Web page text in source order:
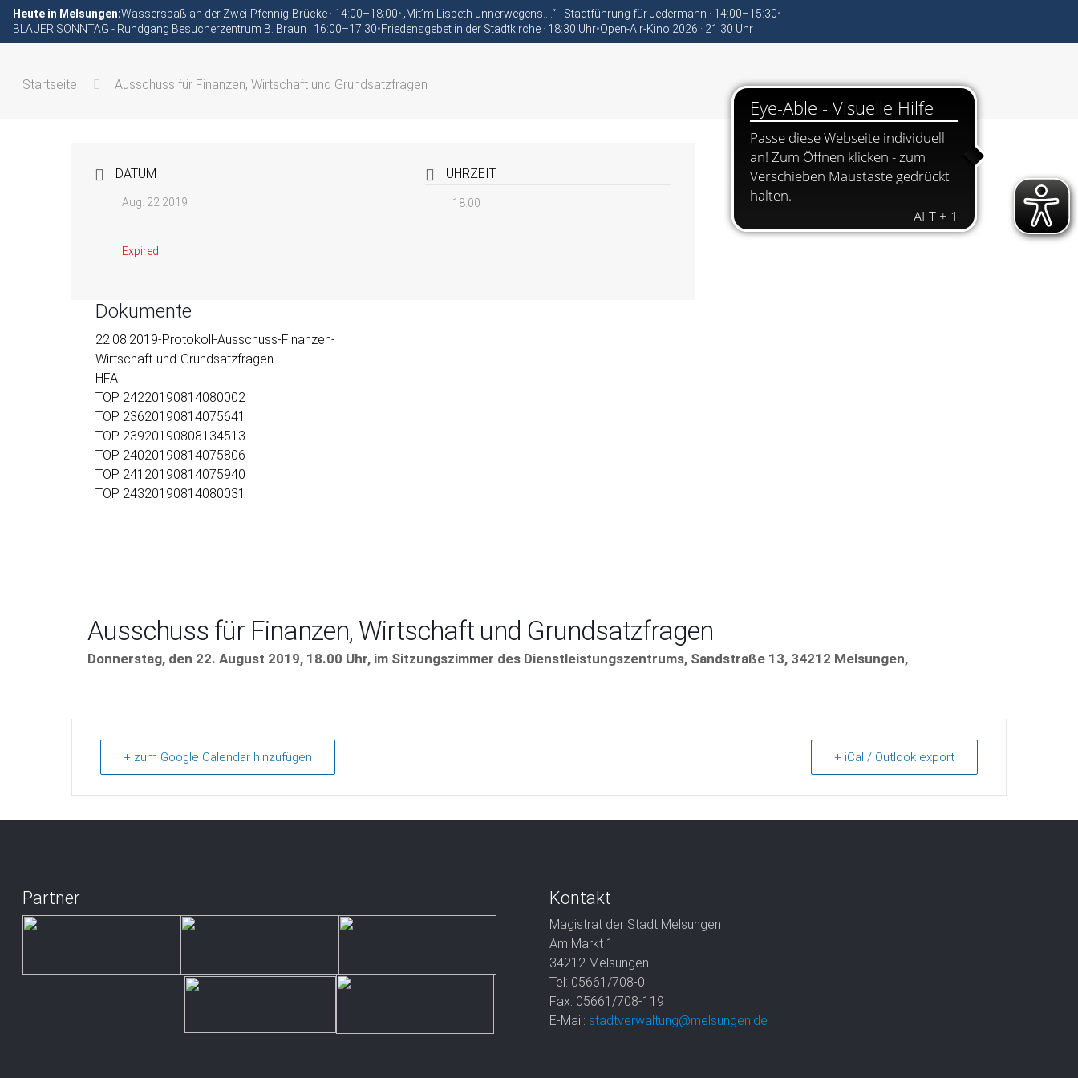
Heute in Melsungen:Wasserspaß an der Zwei-Pfennig-Brücke · 14:00–18:00•„Mit’m Lisbeth unnerwegens….“ - Stadtführung für Jedermann · 14:00–15:30•
BLAUER SONNTAG - Rundgang Besucherzentrum B. Braun · 16:00–17:30•Friedensgebet in der Stadtkirche · 18:30 Uhr•Open-Air-Kino 2026 · 21:30 Uhr
Startseite Ausschuss für Finanzen, Wirtschaft und Grundsatzfragen
DATUM
Aug. 22 2019
Expired!
UHRZEIT
18:00
Dokumente
22.08.2019-Protokoll-Ausschuss-Finanzen-
Wirtschaft-und-Grundsatzfragen
HFA
TOP 24220190814080002
TOP 23620190814075641
TOP 23920190808134513
TOP 24020190814075806
TOP 24120190814075940
TOP 24320190814080031
Ausschuss für Finanzen, Wirtschaft und Grundsatzfragen
Donnerstag, den 22. August 2019, 18.00 Uhr, im Sitzungszimmer des Dienstleistungszentrums, Sandstraße 13, 34212 Melsungen,
+ zum Google Calendar hinzufügen + iCal / Outlook export
Partner Kontakt
Magistrat der Stadt Melsungen
Am Markt 1
34212 Melsungen
Tel: 05661/708-0
Fax: 05661/708-119
E-Mail: stadtverwaltung@melsungen.de